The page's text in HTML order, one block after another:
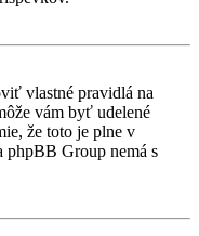
vlastné pravidlá na
vám byť udelené
že toto je plne v
phpBB Group nemá s